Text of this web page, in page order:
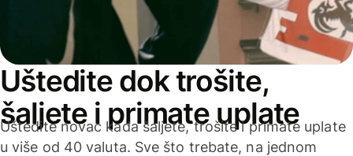
Uštedite dok trošite,
šaljete i primate uplate
Uštedite novac kada šaljete, trošite i primate uplate
u više od 40 valuta. Sve što trebate, na jednom